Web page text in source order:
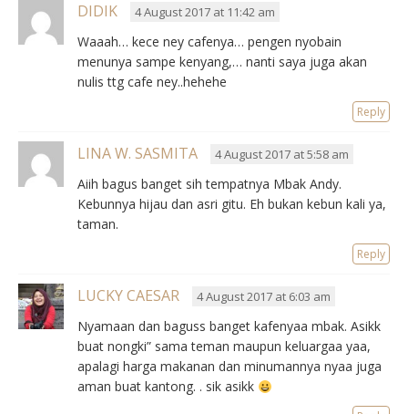
DIDIK 4 August 2017 at 11:42 am
Waaah… kece ney cafenya… pengen nyobain
menunya sampe kenyang,… nanti saya juga akan
nulis ttg cafe ney..hehehe
Reply
LINA W. SASMITA 4 August 2017 at 5:58 am
Aiih bagus banget sih tempatnya Mbak Andy.
Kebunnya hijau dan asri gitu. Eh bukan kebun kali ya,
taman.
Reply
LUCKY CAESAR 4 August 2017 at 6:03 am
Nyamaan dan baguss banget kafenyaa mbak. Asikk
buat nongki” sama teman maupun keluargaa yaa,
apalagi harga makanan dan minumannya nyaa juga
aman buat kantong. . sik asikk